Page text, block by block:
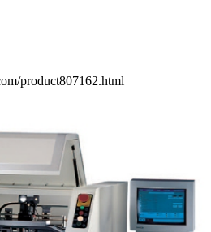
product807162.html